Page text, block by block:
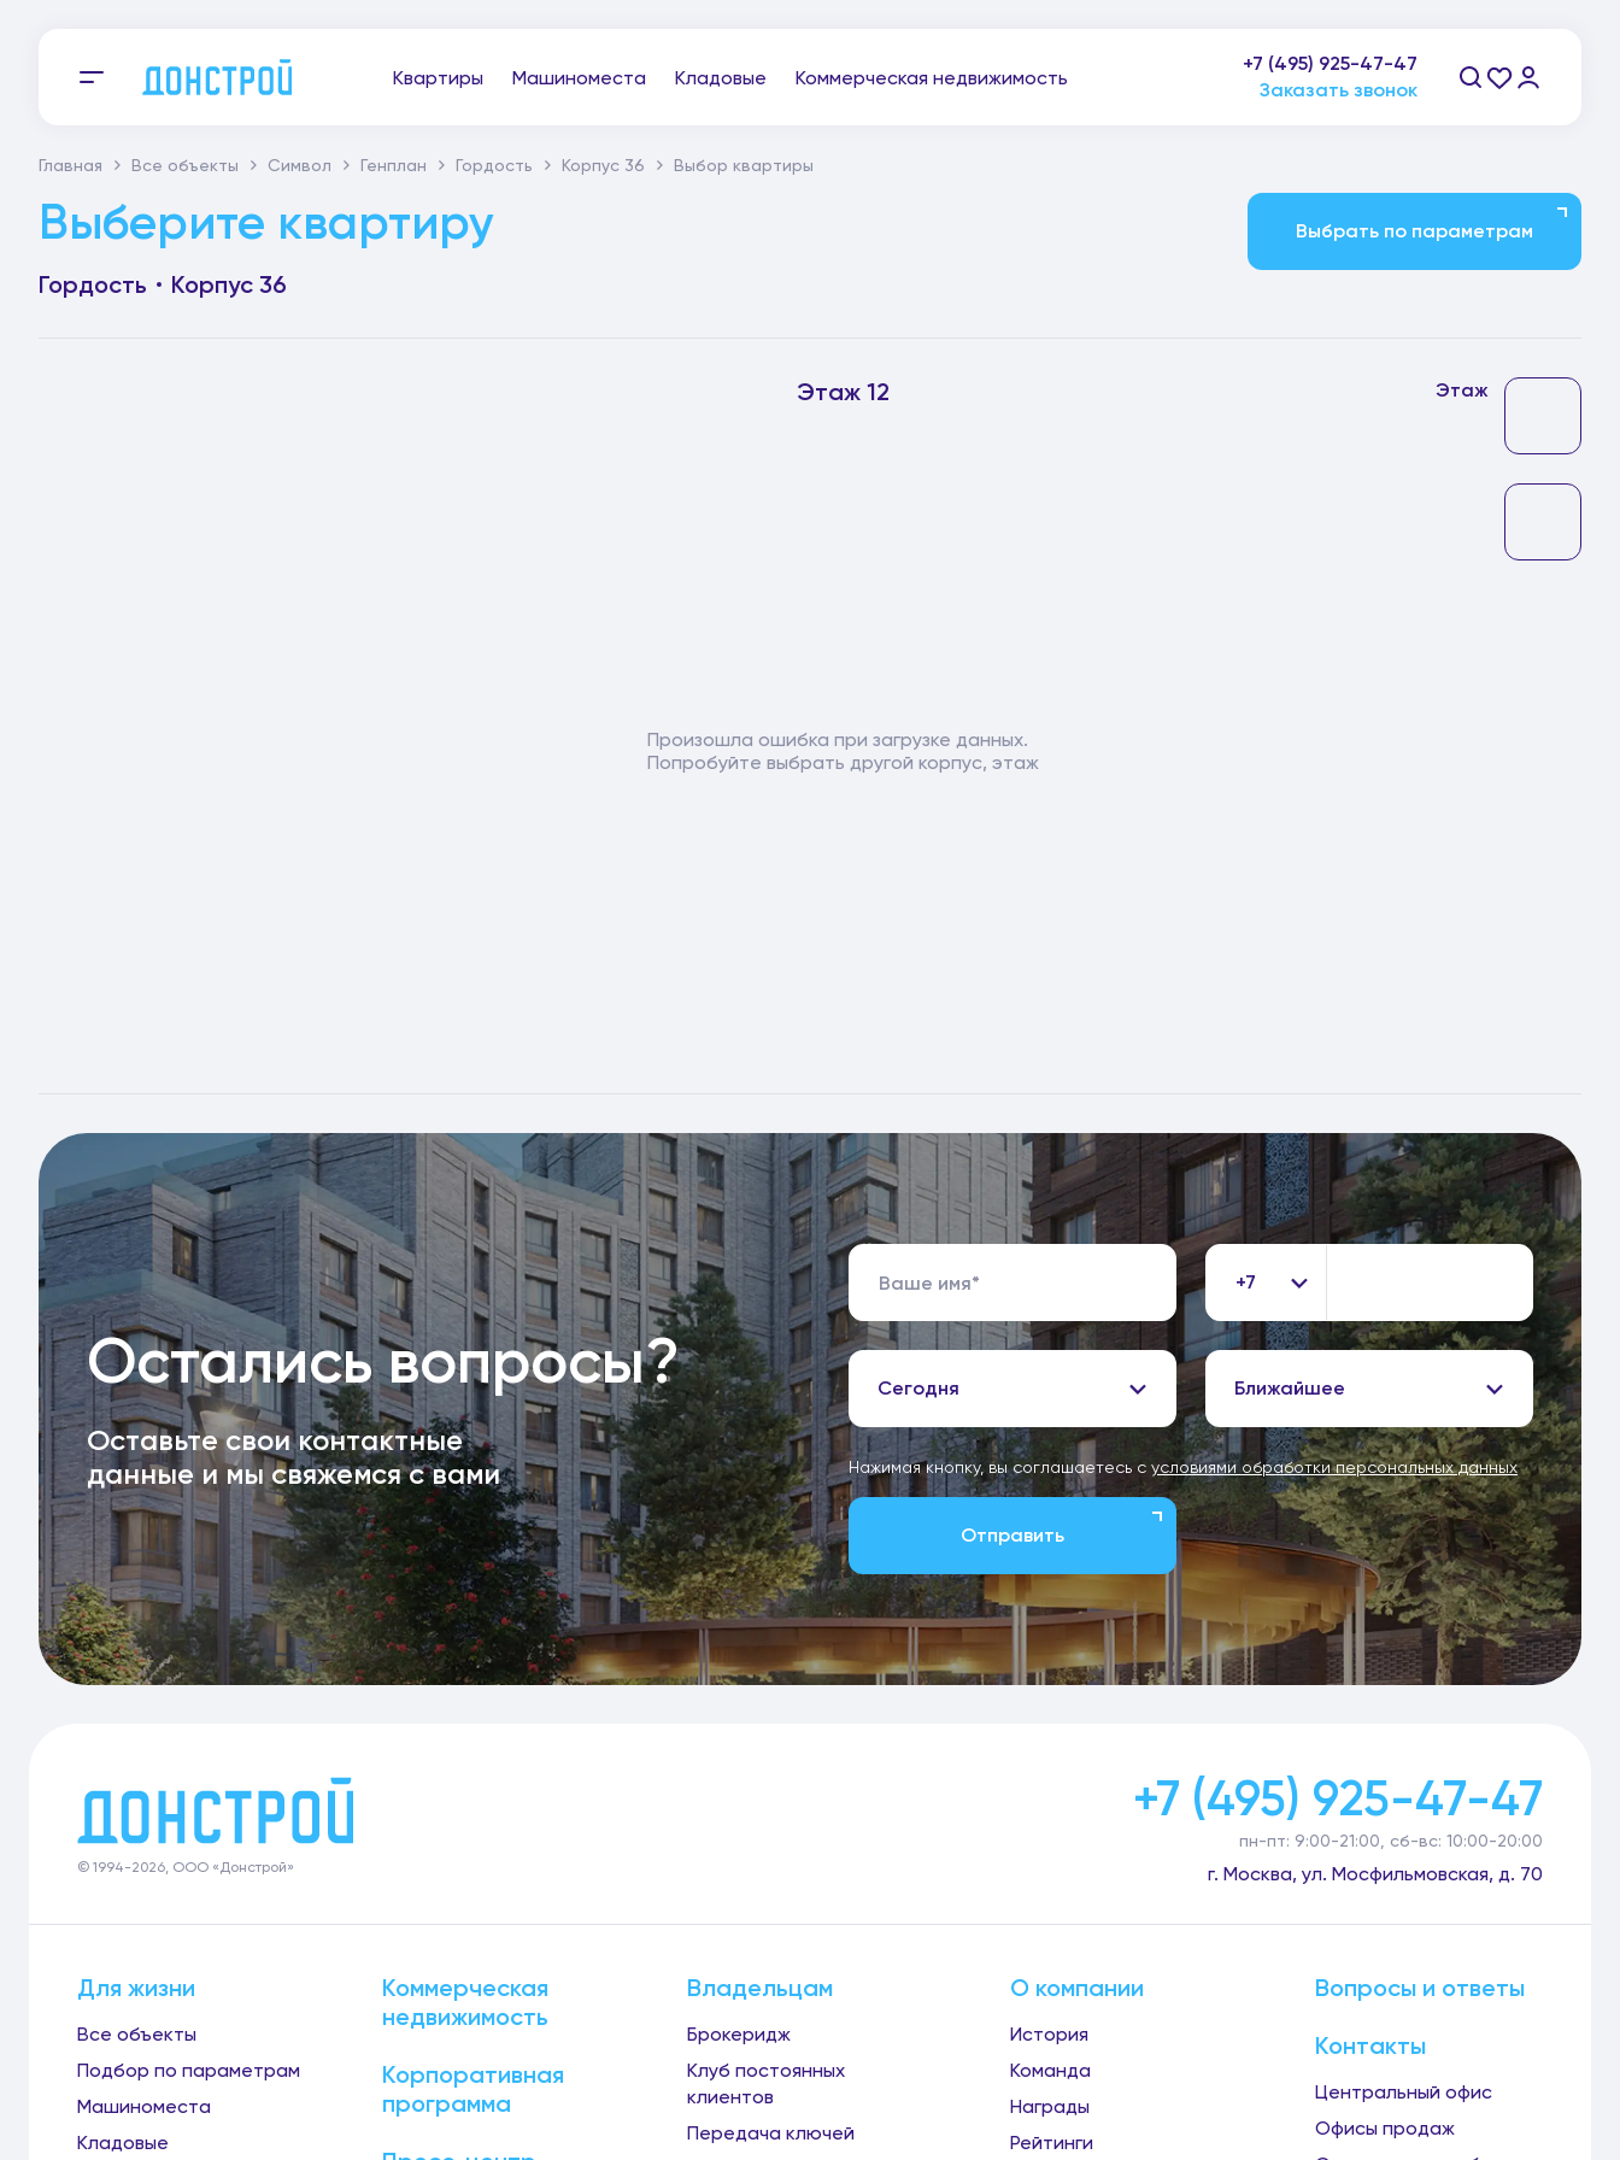
Квартиры Машиноместа Кладовые Коммерческая недвижимость
+7 (495) 925-47-47
пн-пт: 9:00-21:00, сб-вс: 10:00-20:00
Заказать звонок
Главная Все объекты Символ Генплан Гордость Корпус 36 Выбор квартиры
Выберите квартиру Выбрать по параметрам
Гордость Корпус 36
Этаж 12
Произошла ошибка при загрузке данных.
Попробуйте выбрать другой корпус, этаж
Этаж
Остались вопросы?
Оставьте свои контактные
данные и мы свяжемся с вами
+7
Сегодня Ближайшее
Нажимая кнопку, вы соглашаетесь с условиями обработки персональных данных
Отправить
© 1994-2026, ООО «Донстрой»
+7 (495) 925-47-47
пн-пт: 9:00-21:00, сб-вс: 10:00-20:00
г. Москва, ул. Мосфильмовская, д. 70
Для жизни
Все объекты
Подбор по параметрам
Машиноместа
Кладовые
Коммерческая
недвижимость
Корпоративная
программа
Владельцам
Брокеридж
Клуб постоянных
клиентов
Передача ключей
О компании
История
Команда
Награды
Рейтинги
Вопросы и ответы
Контакты
Центральный офис
Офисы продаж